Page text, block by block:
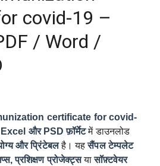
covid-19 –
/ Word /
certificate for covid-
और PSD फ़ॉर्मेटमें डाउनलोड
और प्रिंटेबलहै। यहसैंपल टेम्पलेट
प्रशिक्षण प्रोजेक्ट्सयासॉफ़्टवेयर